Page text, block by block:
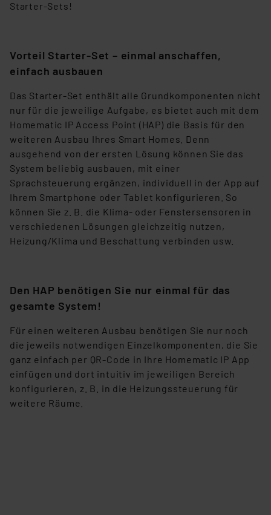
erteilte Zustimmung können Sie jederzeit unter dem
Weiterverarbeitung dieser Daten zur Auswertung und
Analyse bis zum Zeitpunkt des Widerrufs bleibt hiervon
führen, dass die Einstellungen nicht längerfristig
gespeichert werden und dieses Banner erneut
angezeigt wird.
„Einige Drittanbieter verarbeiten personenbezogene
Daten in den USA. Ihre Einwilligung zur Einbindung von
Cookies dieser Drittanbieter umfasst daher ggf. auch
die Verarbeitung Ihrer Daten in den USA gemäß Art. 49
(1) lit. a DSGVO. Nähere Infos zu diesen Drittanbietern
und zu der jeweiligen Datenübermittlung erhalten Sie in
der Datenschutzerklärung. Für die USA besteht kein
Datenschutz nach EU-Standards eingestuft wird. So
besteht etwa das Risiko, dass US-Behörden
Überwachungsprogrammen verarbeiten, ohne dass
hiergegen Klagemöglichkeiten für Europäer bestehen.
Unsere Kooperation mit diesen Dienstleistern stützt
sich auf die Standarddatenschutzklauseln der
Europäischen Kommission sowie einer eigenen
Beurteilung der mit der Datenübermittlung,
Starter-Sets!
Vorteil Starter-Set – einmal anschaffen,
einfach ausbauen
Das Starter-Set enthält alle Grundkomponenten nicht
nur für die jeweilige Aufgabe, es bietet auch mit dem
Homematic IP Access Point (HAP) die Basis für den
weiteren Ausbau Ihres Smart Homes. Denn
ausgehend von der ersten Lösung können Sie das
System beliebig ausbauen, mit einer
Sprachsteuerung ergänzen, individuell in der App auf
Ihrem Smartphone oder Tablet konfigurieren. So
können Sie z. B. die Klima- oder Fenstersensoren in
verschiedenen Lösungen gleichzeitig nutzen,
Heizung/Klima und Beschattung verbinden usw.
Den HAP benötigen Sie nur einmal für das
gesamte System!
Für einen weiteren Ausbau benötigen Sie nur noch
die jeweils notwendigen Einzelkomponenten, die Sie
ganz einfach per QR-Code in Ihre Homematic IP App
einfügen und dort intuitiv im jeweiligen Bereich
konfigurieren, z. B. in die Heizungssteuerung für
weitere Räume.